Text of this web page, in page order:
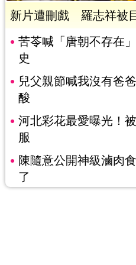
新片遭刪戲 羅志祥被
苦苓喊「唐朝不存在
史
兒父親節喊我沒有爸
酸
河北彩花最愛曝光！
服
陳隨意公開神級滷肉
了